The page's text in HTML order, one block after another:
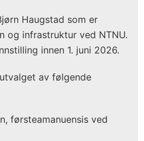
Haugstad som er
og infrastruktur ved NTNU.
innen 1. juni 2026.
av følgende
førsteamanuensis ved